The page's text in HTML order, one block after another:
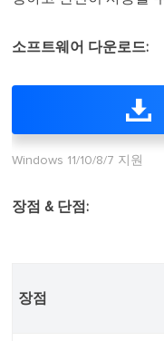
소프트웨어 다운로드:
Windows 11/10/8/7 지원
장점 & 단점:
장점